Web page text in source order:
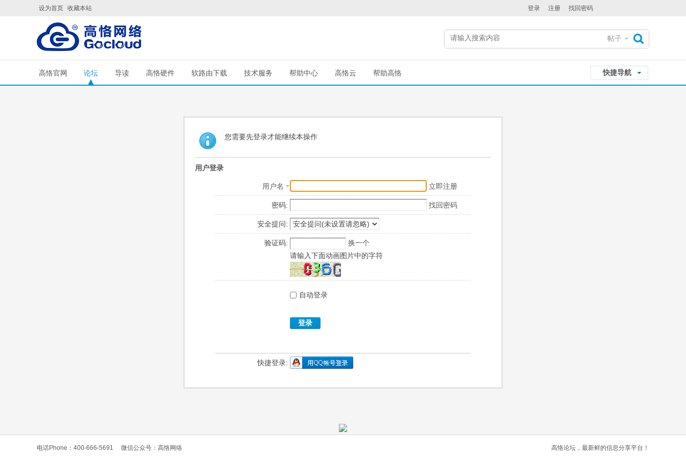
设为首页 收藏本站 登录 注册 找回密码
帖子
快捷导航
高恪官网 论坛 导读 高恪硬件 软路由下载 技术服务 帮助中心 高恪云 帮助高恪
您需要先登录才能继续本操作
用户登录
用户名 立即注册
密码: 找回密码
安全提问:
验证码:
换一个
请输入下面动画图片中的字符
自动登录
登录
快捷登录:
电话Phone：400-666-5691 微信公众号：高恪网络 高恪论坛，最新鲜的信息分享平台！